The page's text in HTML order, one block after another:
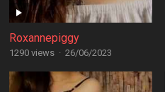
Roxannepiggy
1290 views · 26/06/2023